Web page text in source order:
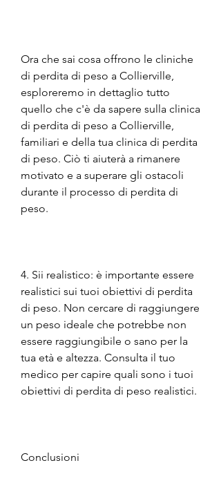
Ora che sai cosa offrono le cliniche
di perdita di peso a Collierville,
esploreremo in dettaglio tutto
quello che c'è da sapere sulla clinica
di perdita di peso a Collierville,
familiari e della tua clinica di perdita
di peso. Ciò ti aiuterà a rimanere
motivato e a superare gli ostacoli
durante il processo di perdita di
peso.
4. Sii realistico: è importante essere
realistici sui tuoi obiettivi di perdita
di peso. Non cercare di raggiungere
un peso ideale che potrebbe non
essere raggiungibile o sano per la
tua età e altezza. Consulta il tuo
medico per capire quali sono i tuoi
obiettivi di perdita di peso realistici.
Conclusioni